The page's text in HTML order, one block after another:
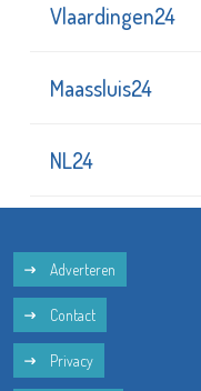
Vlaardingen24
Maassluis24
NL24
Adverteren
Contact
Privacy